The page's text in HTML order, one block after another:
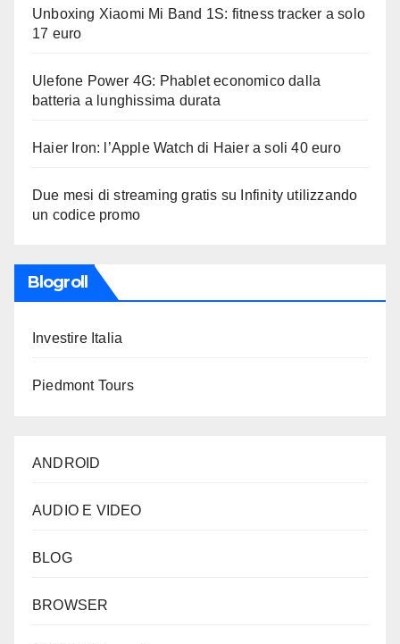
Unboxing Xiaomi Mi Band 1S: fitness tracker a solo
17 euro
Ulefone Power 4G: Phablet economico dalla
batteria a lunghissima durata
Haier Iron: l’Apple Watch di Haier a soli 40 euro
Due mesi di streaming gratis su Infinity utilizzando
un codice promo
Blogroll
Investire Italia
Piedmont Tours
ANDROID
AUDIO E VIDEO
BLOG
BROWSER